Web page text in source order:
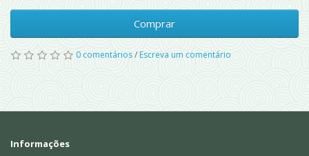
Comprar
0 comentários/Escreva um comentário
Informações